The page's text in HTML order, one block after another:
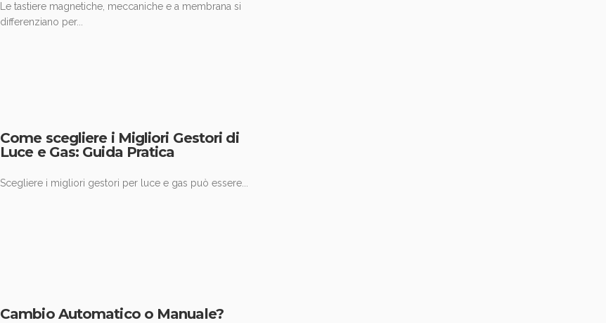
Le tastiere magnetiche, meccaniche e a membrana si
differenziano per...
Come scegliere i Migliori Gestori di
Luce e Gas: Guida Pratica
Scegliere i migliori gestori per luce e gas può essere...
Cambio Automatico o Manuale?